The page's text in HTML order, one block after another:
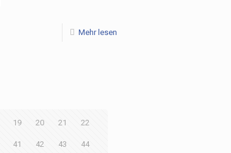
Mehr lesen
19 20 21 22
41 42 43 44